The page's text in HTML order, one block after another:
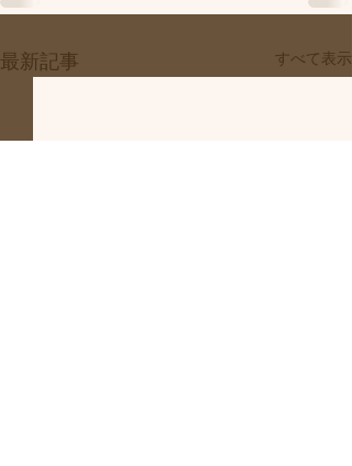
最新記事 すべて表示